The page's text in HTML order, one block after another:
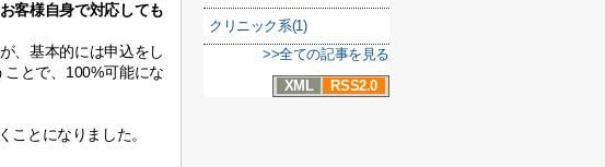
客様自身で対応しても
、基本的には申込をし
とで、 100%可能にな
ことになりました。
クリニック系(1)
>>全ての記事を見る
XML
RSS2.0